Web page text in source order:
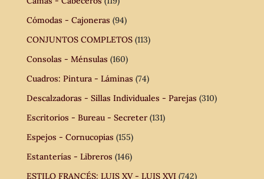
Cómodas - Cajoneras (94)
CONJUNTOS COMPLETOS (113)
Consolas - Ménsulas (160)
Cuadros: Pintura - Láminas (74)
Descalzadoras - Sillas Individuales - Parejas (310)
Escritorios - Bureau - Secreter (131)
Espejos - Cornucopias (155)
Estanterías - Libreros (146)
ESTILO FRANCÉS: LUIS XV - LUIS XVI (742)